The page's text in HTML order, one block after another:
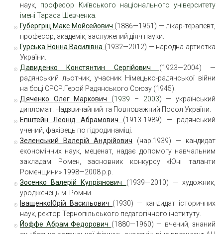
наук, професор
Київського національного університету
імені Тараса Шевченка
Губергріц Макс Мойсейович (1886—1951) — лікар-терапевт,
професор, академік, заслужений діяч науки.
Гурська Нонна Василівна (1932—2012) — народна артистка
України.
Давиденко Констянтин Сергійович (1923—2004) —
радянський льотчик, учасник Німецько-радянської війни
на боці СРСР.Герой Радянського Союзу (1945).
Дяченко Олег Маркович (1939 – 2003) — український
дипломат. Надзвичайний та Повноважний Посол України.
Епштейн Леонід Абрамович (1913-1989) — радянський
учений, фахівець по гідродинаміці.
Зеленський Валерій Андрійович (нар.1939) — кандидат
економічних наук, меценат, надає допомогу навчальним
закладам Ромен, засновник конкурсу «Юні таланти
Роменщини» 1998—2008 р.р.
Зосенко Валерій Купріянович (1939—2010) — художник,
уродженець м. Ромни.
ІващенкоЮрій Васильович (1930) — кандидат історичних
наук, ректор Тернопільського педагогічного інституту.
Йоффе Абрам Федорович (1880—1960) — вчений, знаний